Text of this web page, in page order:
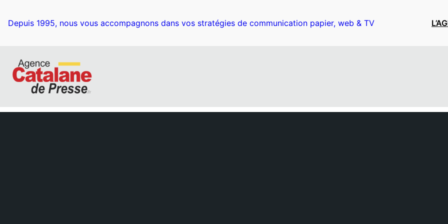
Depuis 1995, nous vous accompagnons dans vos stratégies de communication papier, web & TV